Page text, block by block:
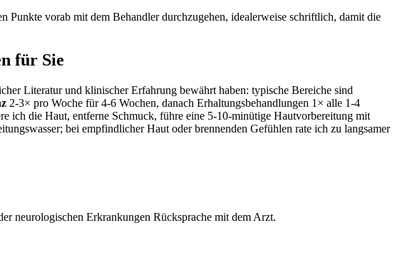
vorab mit dem⁤ Behandler durchzugehen, ​idealerweise schriftlich, damit die
für Sie
Literatur und klinischer Erfahrung bewährt haben: typische Bereiche sind
2-3× pro ⁤Woche ⁢für 4-6 Wochen, danach ⁤Erhaltungsbehandlungen 1× alle ⁣1-4
ich die Haut, ⁤entferne Schmuck, führe eine⁢ 5-10‑minütige Hautvorbereitung ‍mit
bei empfindlicher Haut oder brennenden Gefühlen rate ich zu langsamer
neurologischen ⁤Erkrankungen Rücksprache mit dem Arzt.